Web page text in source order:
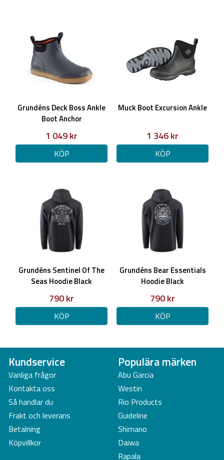
Grundéns Deck Boss Ankle
Boot Anchor
1 049 kr
KÖP
Muck Boot Excursion Ankle
1 346 kr
KÖP
Grundéns Sentinel Of The
Seas Hoodie Black
790 kr
KÖP
Grundéns Bear Essentials
Hoodie Black
790 kr
KÖP
Kundservice
Vanliga frågor
Kontakta oss
Så handlar du
Frakt och leverans
Betalning
Köpvillkor
Populära märken
Abu Garcia
Westin
Rio Products
Guideline
Shimano
Daiwa
Rapala